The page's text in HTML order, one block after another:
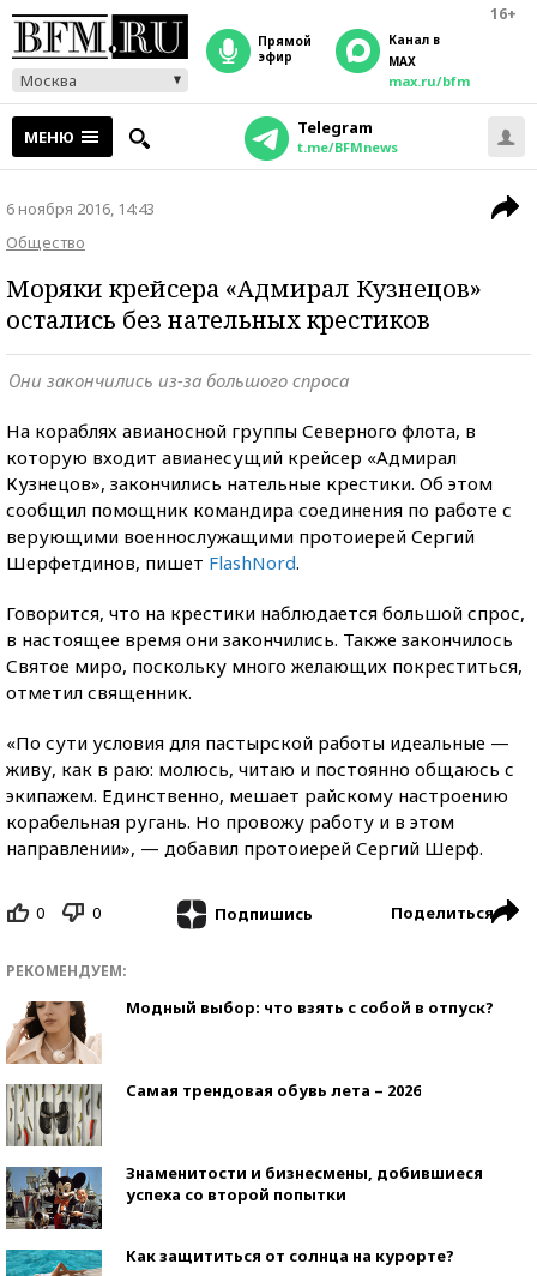
16+
Москва
прямой
эфир
Канал в
MAX
max.ru/bfm
МЕНЮ Telegram
t.me/BFMnews
6 ноября 2016, 14:43
Общество
Моряки крейсера «Адмирал Кузнецов»
остались без нательных крестиков
Они закончились из-за большого спроса
На кораблях авианосной группы Северного флота, в
которую входит авианесущий крейсер «Адмирал
Кузнецов», закончились нательные крестики. Об этом
сообщил помощник командира соединения по работе с
верующими военнослужащими протоиерей Сергий
Шерфетдинов, пишет FlashNord.
Говорится, что на крестики наблюдается большой спрос,
в настоящее время они закончились. Также закончилось
Святое миро, поскольку много желающих покреститься,
отметил священник.
«По сути условия для пастырской работы идеальные —
живу, как в раю: молюсь, читаю и постоянно общаюсь с
экипажем. Единственно, мешает райскому настроению
корабельная ругань. Но провожу работу и в этом
направлении», — добавил протоиерей Сергий Шерф.
0 0 Подпишись Поделиться
РЕКОМЕНДУЕМ:
Модный выбор: что взять с собой в отпуск?
Самая трендовая обувь лета – 2026
Знаменитости и бизнесмены, добившиеся
успеха со второй попытки
Как защититься от солнца на курорте?